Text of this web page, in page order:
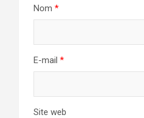
Nom *
E-mail *
Site web